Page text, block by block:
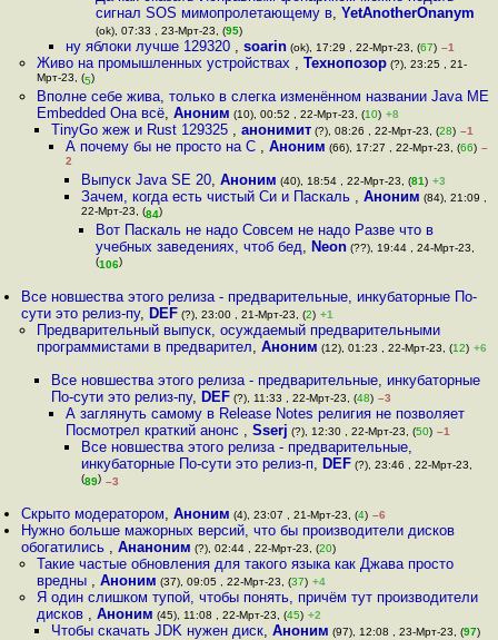
сигнал SOS мимопролетающему в, YetAnotherOnanym
(ok), 07:33 , 23-Мрт-23, (95)
ну яблоки лучше 129320 ,soarin (ok), 17:29 , 22-Мрт-23, (67) –1
Живо на промышленных устройствах , Технопозор(?), 23:25 , 21-
Мрт-23, (5)
Вполне себе жива, только в слегка изменённом названии Java ME
Embedded Она всё, Аноним (10), 00:52 , 22-Мрт-23, (10) +8
TinyGo жеж и Rust 129325 , анонимит(?), 08:26 , 22-Мрт-23, (28) –1
А почему бы не просто на С ,Аноним (66), 17:27 , 22-Мрт-23, (66) –
2
Выпуск Java SE 20, Аноним (40), 18:54 , 22-Мрт-23, (81) +3
Зачем, когда есть чистый Си и Паскаль , Аноним (84), 21:09 ,
22-Мрт-23, (84)
Вот Паскаль не надо Совсем не надо Разве что в
учебных заведениях, чтоб бед, Neon(??), 19:44 , 24-Мрт-23,
(106)
Все новшества этого релиза - предварительные, инкубаторные По-
сути это релиз-пу, DEF (?), 23:00 , 21-Мрт-23, (2) +1
Предварительный выпуск, осуждаемый предварительными
программистами в предварител, Аноним (12), 01:23 , 22-Мрт-23, (12) +6
Все новшества этого релиза - предварительные, инкубаторные
По-сути это релиз-пу, DEF(?), 11:33 , 22-Мрт-23, (48) –3
А заглянуть самому в Release Notes религия не позволяет
Посмотрел краткий анонс ,Sserj (?), 12:30 , 22-Мрт-23, (50) –1
Все новшества этого релиза - предварительные,
инкубаторные По-сути это релиз-п, DEF(?), 23:46 , 22-Мрт-23,
(89) –3
Скрыто модератором,Аноним (4), 23:07 , 21-Мрт-23, (4) –6
Нужно больше мажорных версий, что бы производители дисков
обогатились ,Ананоним (?), 02:44 , 22-Мрт-23, (20)
Такие частые обновления для такого языка как Джава просто
вредны , Аноним (37), 09:05 , 22-Мрт-23, (37) +4
Я один слишком тупой, чтобы понять, причём тут производители
дисков , Аноним (45), 11:08 , 22-Мрт-23, (45) +2
Чтобы скачать JDK нужен диск, Аноним (97), 12:08 , 23-Мрт-23, (97)